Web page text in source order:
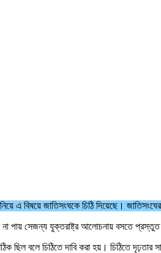
এ বিষয়ে জাতিসংঘকে চিঠি দিয়েছে।
না পায় সেজন্য যুক্তরাষ্ট্র আলোচনায় বসতে
বলে চিঠিতে দাবি করা হয়। চিঠিতে দৃঢ়তার